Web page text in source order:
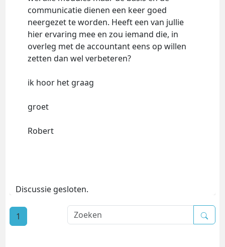
communicatie dienen een keer goed
neergezet te worden. Heeft een van jullie
hier ervaring mee en zou iemand die, in
overleg met de accountant eens op willen
zetten dan wel verbeteren?
ik hoor het graag
groet
Robert
Discussie gesloten.
1